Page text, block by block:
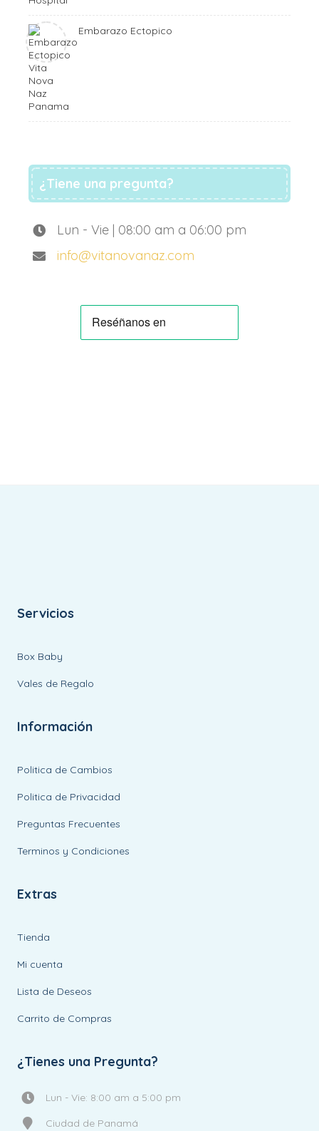
Embarazo Ectopico
¿Tiene una pregunta?
Lun - Vie | 08:00 am a 06:00 pm
info@vitanovanaz.com
Servicios
Box Baby
Vales de Regalo
Información
Politica de Cambios
Politica de Privacidad
Preguntas Frecuentes
Terminos y Condiciones
Extras
Tienda
Mi cuenta
Lista de Deseos
Carrito de Compras
¿Tienes una Pregunta?
Lun - Vie: 8:00 am a 5:00 pm
Ciudad de Panamá